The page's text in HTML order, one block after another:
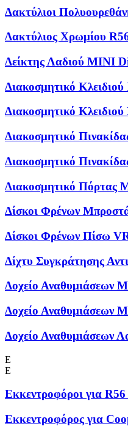
Δακτύλιοι
Δακτύλιος Χρωμίου
Δείκτης Λαδιού MINI
Διακοσμητικό
Διακοσμητικό
Διακοσμητικό
Διακοσμητικό
Διακοσμητικό Πόρτας
Δίσκοι Φρένων
Δίσκοι Φρένων Πίσω
Δίχτυ Συγκράτησης
Δοχείο Αναθυμιάσεων
Δοχείο Αναθυμιάσεων
Δοχείο Αναθυμιάσεων
Ε
Ε
Εκκεντροφόροι για
Εκκεντροφόρος για